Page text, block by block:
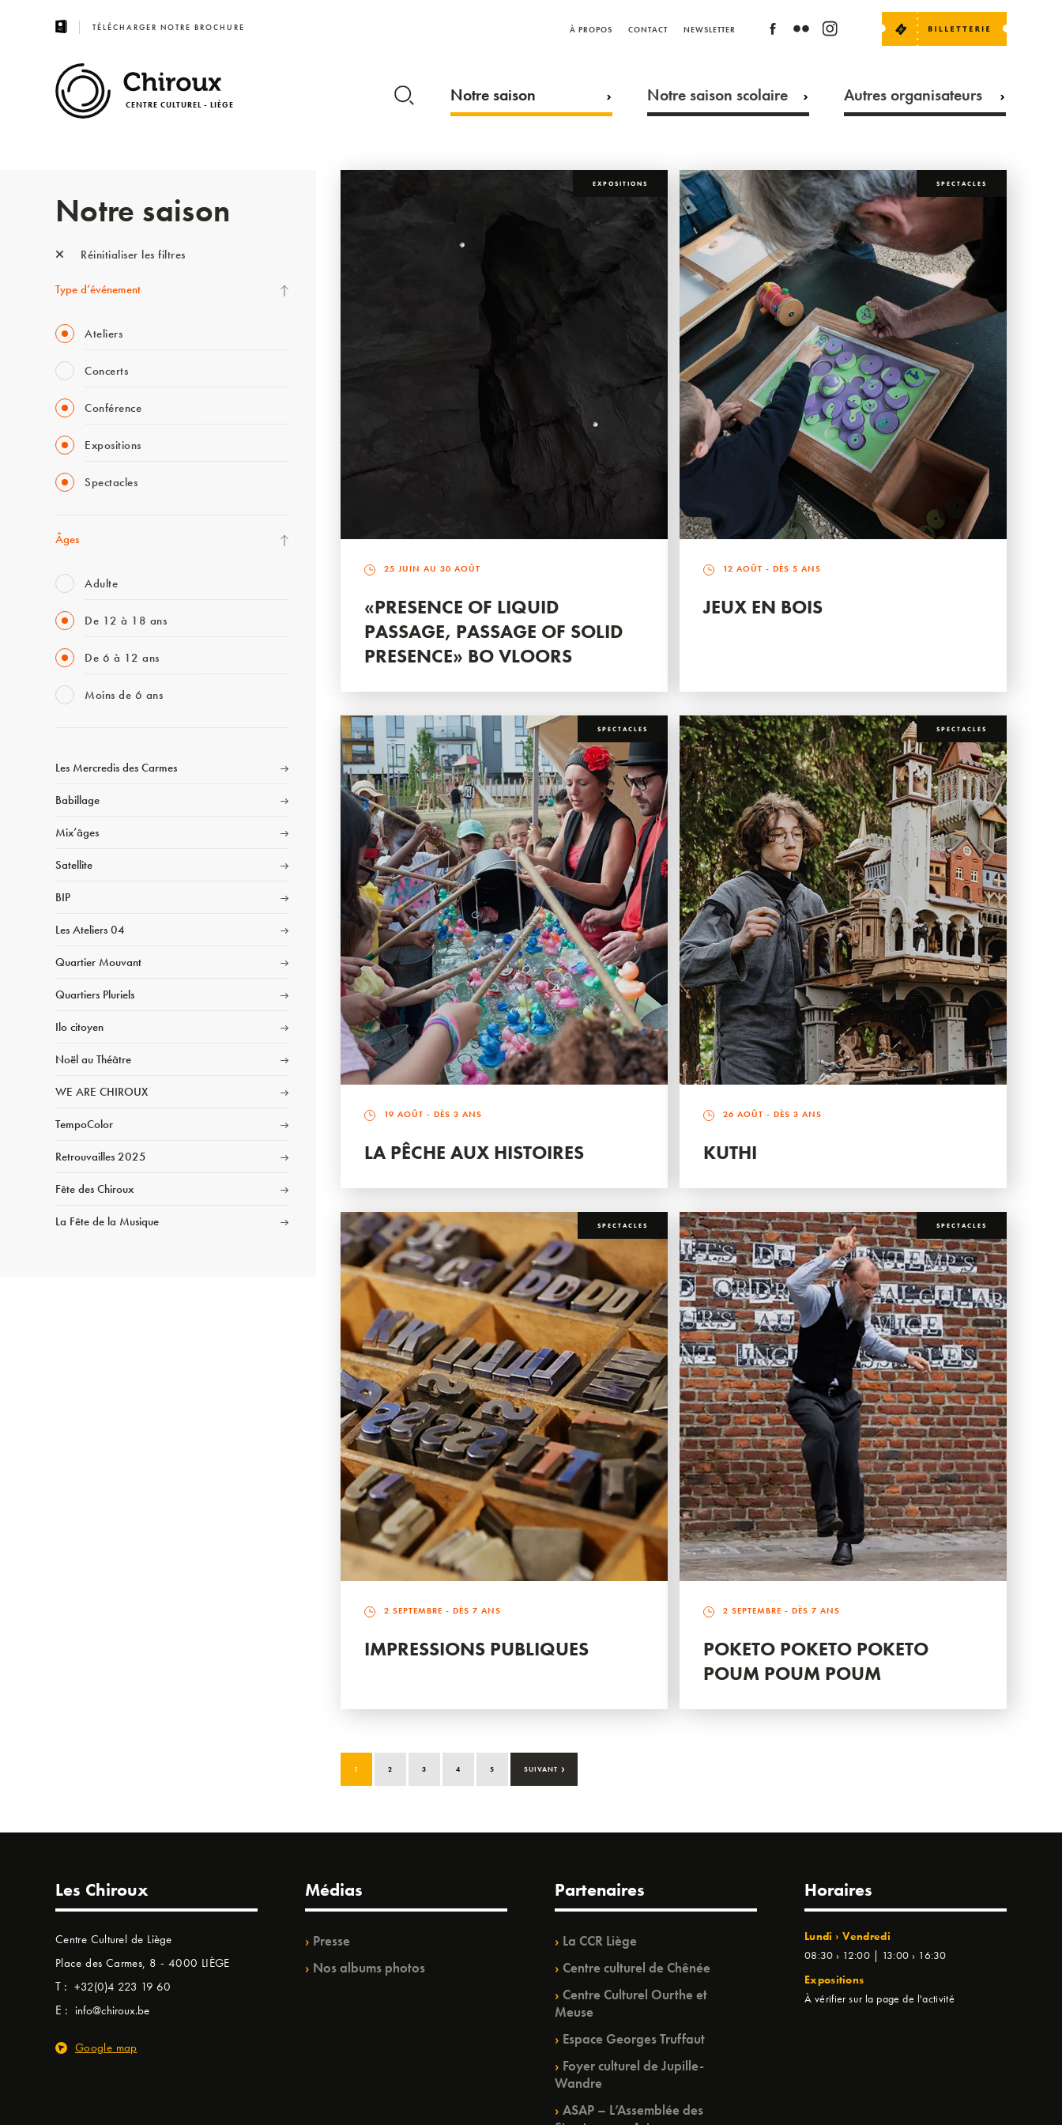
TÉLÉCHARGER NOTRE BROCHURE À PROPOS CONTACT NEWSLETTER
CENTRE CULTUREL - LIÈGE Notre saison Notre saison scolaire Autres organisateurs
Notre saison
Réinitialiser les filtres
Type d’événement
Ateliers
Concerts
Conférence
Expositions
Spectacles
Âges
Adulte
De 12 à 18 ans
De 6 à 12 ans
Moins de 6 ans
Les Mercredis des Carmes
Babillage
Mix’âges
Satellite
BIP
Les Ateliers 04
Quartier Mouvant
Quartiers Pluriels
Ilo citoyen
Noël au Théâtre
WE ARE CHIROUX
TempoColor
Retrouvailles 2025
Fête des Chiroux
La Fête de la Musique
EXPOSITIONS
25 JUIN AU 30 AOÛT
«PRESENCE OF LIQUID
PASSAGE, PASSAGE OF SOLID
PRESENCE» BO VLOORS
SPECTACLES
12 AOÛT - DÈS 5 ANS
JEUX EN BOIS
SPECTACLES
19 AOÛT - DÈS 3 ANS
LA PÊCHE AUX HISTOIRES
SPECTACLES
26 AOÛT - DÈS 3 ANS
KUTHI
SPECTACLES
2 SEPTEMBRE - DÈS 7 ANS
IMPRESSIONS PUBLIQUES
SPECTACLES
2 SEPTEMBRE - DÈS 7 ANS
POKETO POKETO POKETO
POUM POUM POUM
1 2 3 4 5 SUIVANT ›
Les Chiroux
Centre Culturel de Liège
Place des Carmes, 8 - 4000 LIÈGE
T : +32(0)4 223 19 60
E : info@chiroux.be
Google map
Médias
Presse
Nos albums photos
Partenaires
La CCR Liège
Centre culturel de Chênée
Centre Culturel Ourthe et
Meuse
Espace Georges Truffaut
Foyer culturel de Jupille-
Wandre
ASAP – L’Assemblée des
Horaires
Lundi › Vendredi
08:30 › 12:00 | 13:00 › 16:30
Expositions
À vérifier sur la page de l'activité